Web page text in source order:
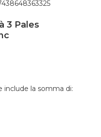
3 Pales
include la somma di: